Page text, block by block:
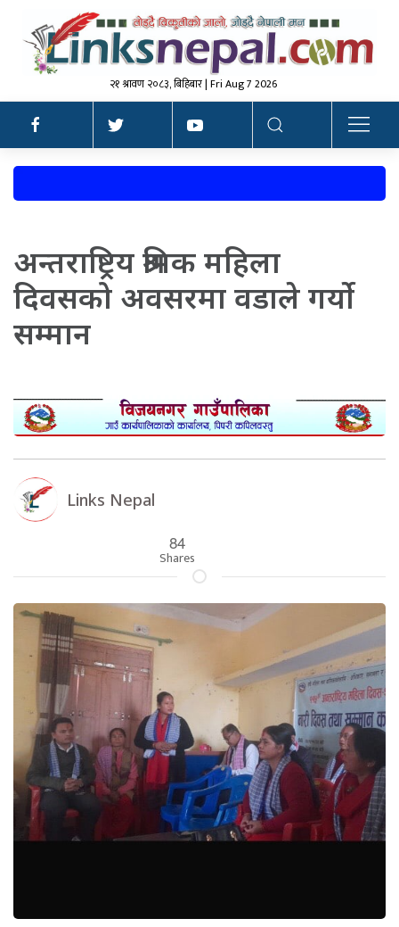
२१ श्रावण २०८३, बिहिबार | Fri Aug 7 2026
अन्तराष्ट्रिय श्रमिक महिला
दिवसको अवसरमा वडाले गर्यो
सम्मान
Links Nepal
84
Shares